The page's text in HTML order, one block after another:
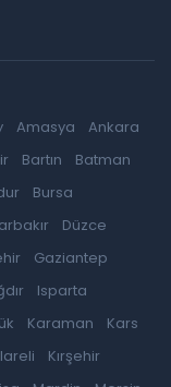
Amasya
Ankara
Bartın
Batman
Bursa
Düzce
Gaziantep
Isparta
Karaman
Kars
Kırşehir